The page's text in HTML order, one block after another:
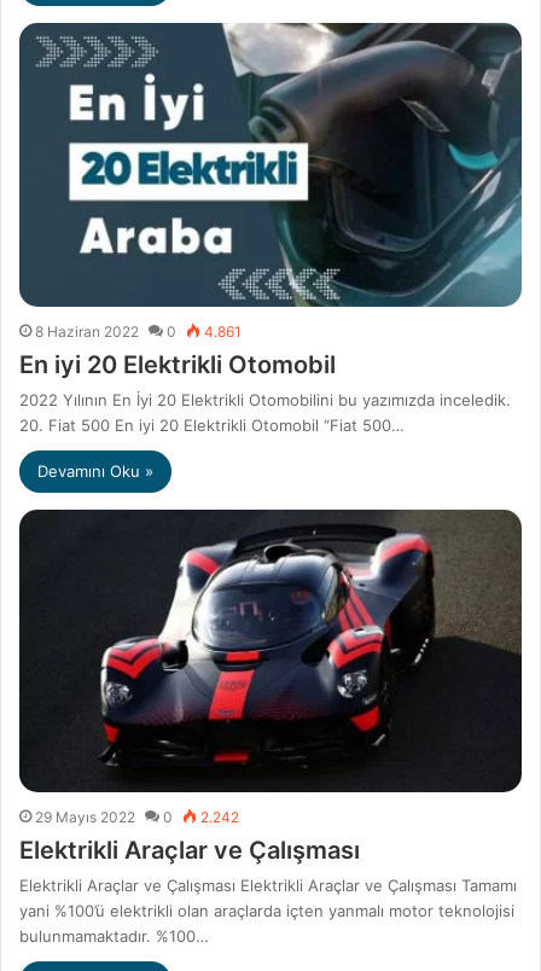
8 Haziran 2022 0 4.861
En iyi 20 Elektrikli Otomobil
2022 Yılının En İyi 20 Elektrikli Otomobilini bu yazımızda inceledik.
20. Fiat 500 En iyi 20 Elektrikli Otomobil “Fiat 500…
Devamını Oku »
29 Mayıs 2022 0 2.242
Elektrikli Araçlar ve Çalışması
Elektrikli Araçlar ve Çalışması Elektrikli Araçlar ve Çalışması Tamamı
yani %100’ü elektrikli olan araçlarda içten yanmalı motor teknolojisi
bulunmamaktadır. %100…